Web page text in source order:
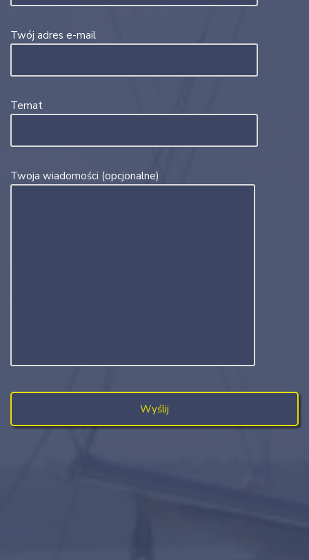
Twój adres e-mail
Temat
Twoja wiadomości (opcjonalne)